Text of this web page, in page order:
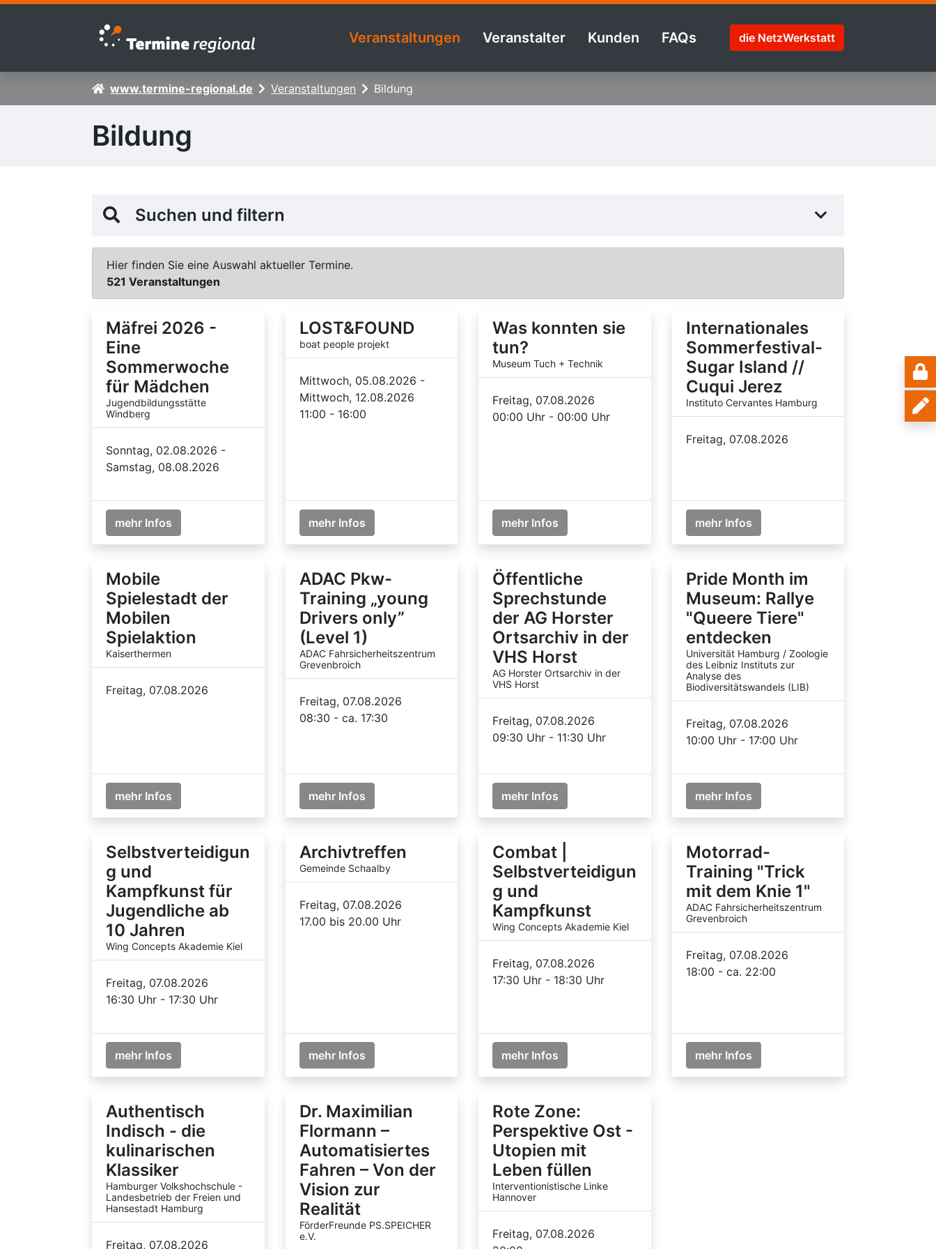
Zur Navigation springen
Zum Inhalt springen
Veranstaltungen Veranstalter Kunden FAQs die NetzWerkstatt
www.termine-regional.de Veranstaltungen Bildung
Bildung
Suchen und filtern
Hier finden Sie eine Auswahl aktueller Termine.
521 Veranstaltungen
Mäfrei 2026 -
Eine
Sommerwoche
für Mädchen
Jugendbildungsstätte
Windberg
Sonntag, 02.08.2026 -
Samstag, 08.08.2026
mehr Infos
LOST&FOUND
boat people projekt
Mittwoch, 05.08.2026 -
Mittwoch, 12.08.2026
11:00 - 16:00
mehr Infos
Was konnten sie
tun?
Museum Tuch + Technik
Freitag, 07.08.2026
00:00 Uhr - 00:00 Uhr
mehr Infos
Internationales
Sommerfestival-
Sugar Island //
Cuqui Jerez
Instituto Cervantes Hamburg
Freitag, 07.08.2026
mehr Infos
Mobile
Spielestadt der
Mobilen
Spielaktion
Kaiserthermen
Freitag, 07.08.2026
mehr Infos
ADAC Pkw-
Training „young
Drivers only”
(Level 1)
ADAC Fahrsicherheitszentrum
Grevenbroich
Freitag, 07.08.2026
08:30 - ca. 17:30
mehr Infos
Öffentliche
Sprechstunde
der AG Horster
Ortsarchiv in der
VHS Horst
AG Horster Ortsarchiv in der
VHS Horst
Freitag, 07.08.2026
09:30 Uhr - 11:30 Uhr
mehr Infos
Pride Month im
Museum: Rallye
"Queere Tiere"
entdecken
Universität Hamburg / Zoologie
des Leibniz Instituts zur
Analyse des
Biodiversitätswandels (LIB)
Freitag, 07.08.2026
10:00 Uhr - 17:00 Uhr
mehr Infos
Selbstverteidigun
g und
Kampfkunst für
Jugendliche ab
10 Jahren
Wing Concepts Akademie Kiel
Freitag, 07.08.2026
16:30 Uhr - 17:30 Uhr
mehr Infos
Archivtreffen
Gemeinde Schaalby
Freitag, 07.08.2026
17.00 bis 20.00 Uhr
mehr Infos
Combat |
Selbstverteidigun
g und
Kampfkunst
Wing Concepts Akademie Kiel
Freitag, 07.08.2026
17:30 Uhr - 18:30 Uhr
mehr Infos
Motorrad-
Training "Trick
mit dem Knie 1"
ADAC Fahrsicherheitszentrum
Grevenbroich
Freitag, 07.08.2026
18:00 - ca. 22:00
mehr Infos
Authentisch
Indisch - die
kulinarischen
Klassiker
Hamburger Volkshochschule -
Landesbetrieb der Freien und
Hansestadt Hamburg
Freitag, 07.08.2026
Dr. Maximilian
Flormann –
Automatisiertes
Fahren – Von der
Vision zur
Realität
FörderFreunde PS.SPEICHER
e.V.
Rote Zone:
Perspektive Ost -
Utopien mit
Leben füllen
Interventionistische Linke
Hannover
Freitag, 07.08.2026